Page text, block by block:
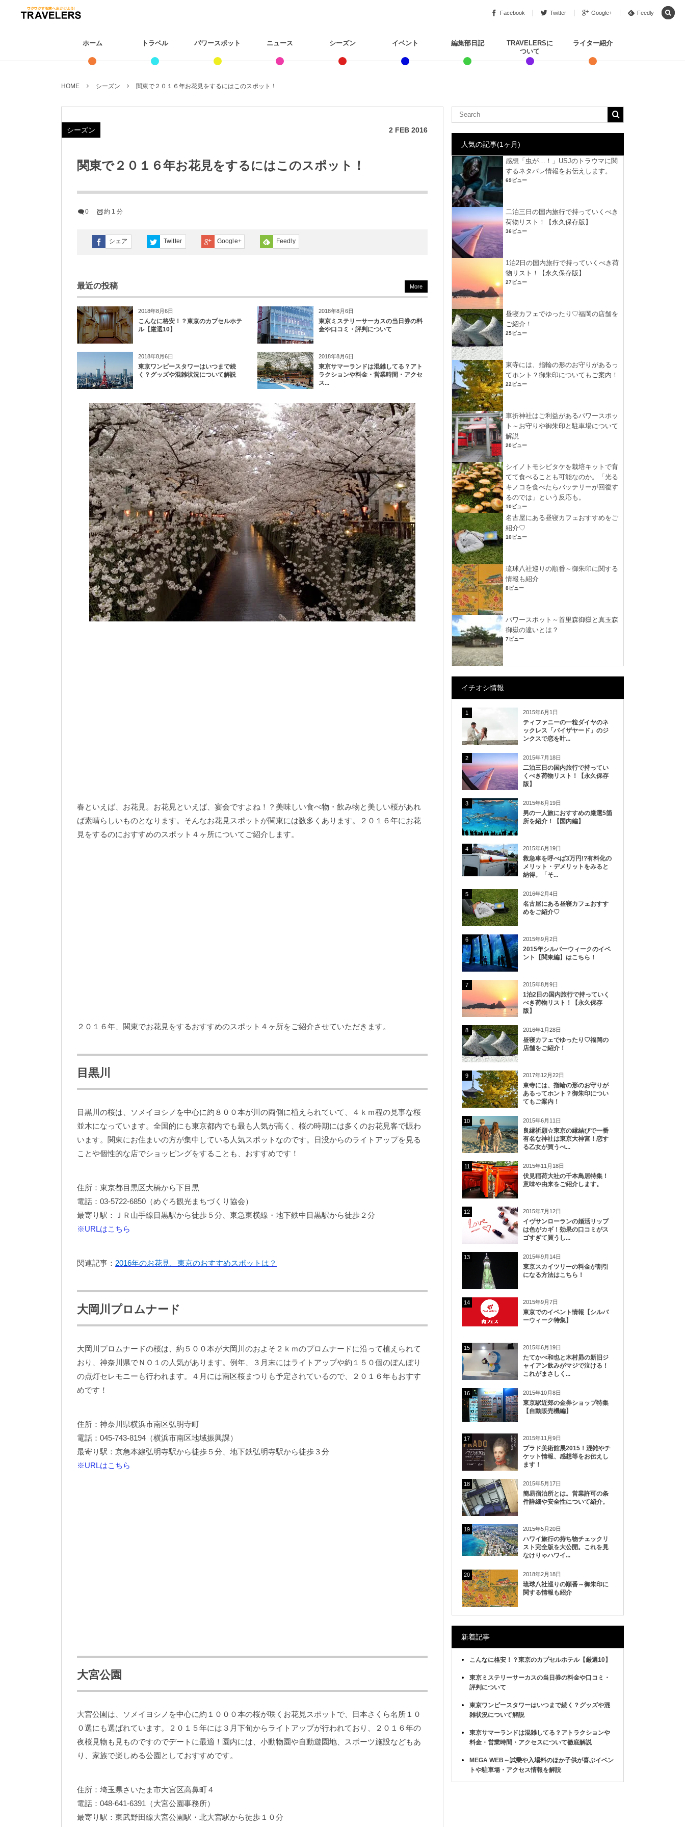
Facebook Twitter Google+ Feedly
ホーム トラベル パワースポット ニュース シーズン イベント 編集部日記
TRAVELERSに
ついて
ライター紹介
HOME シーズン 関東で２０１６年お花見をするにはこのスポット！
シーズン 2 FEB 2016
関東で２０１６年お花見をするにはこのスポット！
0 約 1 分
シェア Twitter Google+ Feedly
最近の投稿
2018年8月6日
こんなに格安！？東京のカプセルホテ
ル【厳選10】
2018年8月6日
東京ミステリーサーカスの当日券の料
金や口コミ・評判について
2018年8月6日
東京ワンピースタワーはいつまで続
く？グッズや混雑状況について解説
2018年8月6日
東京サマーランドは混雑してる？アト
ラクションや料金・営業時間・アクセ
ス...
More
春といえば、お花見。お花見といえば、宴会ですよね！？美味しい食べ物・飲み物と美しい桜があれ
ば素晴らしいものとなります。そんなお花見スポットが関東には数多くあります。２０１６年にお花
見をするのにおすすめのスポット４ヶ所についてご紹介します。
２０１６年、関東でお花見をするおすすめのスポット４ヶ所をご紹介させていただきます。
目黒川
目黒川の桜は、ソメイヨシノを中心に約８００本が川の両側に植えられていて、４ｋｍ程の見事な桜
並木になっています。全国的にも東京都内でも最も人気が高く、桜の時期には多くのお花見客で賑わ
います。関東にお住まいの方が集中している人気スポットなのです。日没からのライトアップを見る
ことや個性的な店でショッピングをすることも、おすすめです！
住所：東京都目黒区大橋から下目黒
電話：03-5722-6850（めぐろ観光まちづくり協会）
最寄り駅：ＪＲ山手線目黒駅から徒歩５分、東急東横線・地下鉄中目黒駅から徒歩２分
※URLはこちら
関連記事： 2016年のお花見。東京のおすすめスポットは？
大岡川プロムナード
大岡川プロムナードの桜は、約５００本が大岡川のおよそ２ｋｍのプロムナードに沿って植えられて
おり、神奈川県でＮＯ１の人気があります。例年、３月末にはライトアップや約１５０個のぼんぼり
の点灯セレモニーも行われます。４月には南区桜まつりも予定されているので、２０１６年もおすす
めです！
住所：神奈川県横浜市南区弘明寺町
電話：045-743-8194（横浜市南区地域振興課）
最寄り駅：京急本線弘明寺駅から徒歩５分、地下鉄弘明寺駅から徒歩３分
※URLはこちら
大宮公園
大宮公園は、ソメイヨシノを中心に約１０００本の桜が咲くお花見スポットで、日本さくら名所１０
０選にも選ばれています。２０１５年には３月下旬からライトアップが行われており、２０１６年の
夜桜見物も見ものですのでデートに最適！園内には、小動物園や自動遊園地、スポーツ施設などもあ
り、家族で楽しめる公園としておすすめです。
住所：埼玉県さいたま市大宮区高鼻町４
電話：048-641-6391（大宮公園事務所）
最寄り駅：東武野田線大宮公園駅・北大宮駅から徒歩１０分
人気の記事(1ヶ月)
感想「虫が…！」USJのトラウマに関
するネタバレ情報をお伝えします。
69ビュー
二泊三日の国内旅行で持っていくべき
荷物リスト！【永久保存版】
36ビュー
1泊2日の国内旅行で持っていくべき荷
物リスト！【永久保存版】
27ビュー
昼寝カフェでゆったり♡福岡の店舗を
ご紹介！
25ビュー
東寺には、指輪の形のお守りがあるっ
てホント？御朱印についてもご案内！
22ビュー
車折神社はご利益があるパワースポッ
ト～お守りや御朱印と駐車場について
解説
20ビュー
シイノトモシビタケを栽培キットで育
てて食べることも可能なのか。「光る
キノコを食べたらバッテリーが回復す
るのでは」という反応も。
10ビュー
名古屋にある昼寝カフェおすすめをご
紹介♡
10ビュー
琉球八社巡りの順番～御朱印に関する
情報も紹介
8ビュー
パワースポット～首里森御嶽と真玉森
御嶽の違いとは？
7ビュー
イチオシ情報
1 2015年6月1日
ティファニーの一粒ダイヤのネ
ックレス「バイザヤード」のジ
ンクスで恋を叶...
2 2015年7月18日
二泊三日の国内旅行で持ってい
くべき荷物リスト！【永久保存
版】
3 2015年6月19日
男の一人旅におすすめの厳選5箇
所を紹介！【国内編】
4 2015年6月19日
救急車を呼べば3万円!?有料化の
メリット・デメリットをみると
納得。「そ...
5 2016年2月4日
名古屋にある昼寝カフェおすす
めをご紹介♡
6 2015年9月2日
2015年シルバーウィークのイベ
ント【関東編】はこちら！
7 2015年8月9日
1泊2日の国内旅行で持っていく
べき荷物リスト！【永久保存
版】
8 2016年1月28日
昼寝カフェでゆったり♡福岡の
店舗をご紹介！
9 2017年12月22日
東寺には、指輪の形のお守りが
あるってホント？御朱印につい
てもご案内！
10 2015年6月11日
良縁祈願☆東京の縁結びで一番
有名な神社は東京大神宮！恋す
る乙女が買うべ...
11 2015年11月18日
伏見稲荷大社の千本鳥居特集！
意味や由来をご紹介します。
12 2015年7月12日
イヴサンローランの婚活リップ
は色がカギ！効果の口コミがス
ゴすぎて買うし...
13 2015年9月14日
東京スカイツリーの料金が割引
になる方法はこちら！
14 2015年9月7日
東京でのイベント情報【シルバ
ーウィーク特集】
15 2015年6月19日
たてかべ和也と木村昴の新旧ジ
ャイアン飲みがマジで泣ける！
これがまさしく...
16 2015年10月8日
東京駅近郊の金券ショップ特集
【自動販売機編】
17 2015年11月9日
プラド美術館展2015！混雑やチ
ケット情報、感想等をお伝えし
ます！
18 2015年5月17日
簡易宿泊所とは。営業許可の条
件詳細や安全性について紹介。
19 2015年5月20日
ハワイ旅行の持ち物チェックリ
スト完全版を大公開。これを見
なけりゃハワイ...
20 2018年2月18日
琉球八社巡りの順番～御朱印に
関する情報も紹介
新着記事
こんなに格安！？東京のカプセルホテル【厳選10】
東京ミステリーサーカスの当日券の料金や口コミ・
評判について
東京ワンピースタワーはいつまで続く？グッズや混
雑状況について解説
東京サマーランドは混雑してる？アトラクションや
料金・営業時間・アクセスについて徹底解説
MEGA WEB～試乗や入場料のほか子供が喜ぶイベン
トや駐車場・アクセス情報を解説